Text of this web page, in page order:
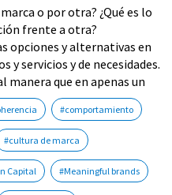
o por otra? ¿Qué es lo
frente a otra?
opciones y alternativas en
y servicios y de necesidades.
que en apenas un
#comportamiento
#cultura de marca
Capital #Meaningful brands